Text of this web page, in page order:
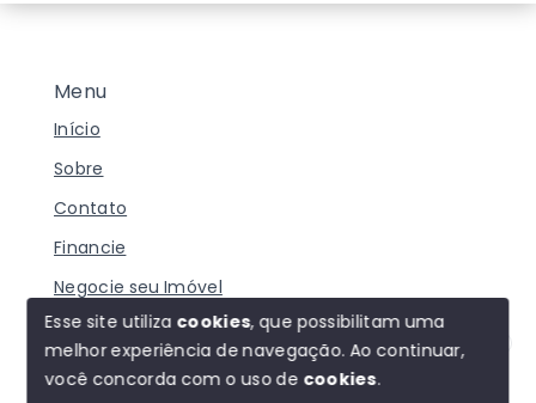
Olá! Estamos disponíveis para te ajudar.
Menu
Início
Sobre
Contato
Financie
Negocie seu Imóvel
© Copyright 2026 - Imobiliária Duarte - Todos os
Esse site utiliza cookies, que possibilitam uma
melhor experiência de navegação.Ao continuar,
você concorda com o uso de cookies.